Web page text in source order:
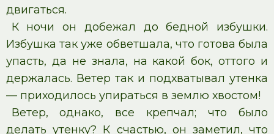
двигаться.
К ночи он добежал до бедной избушки.
Избушка так уже обветшала, что готова была
упасть, да не знала, на какой бок, оттого и
держалась. Ветер так и подхватывал утенка
— приходилось упираться в землю хвостом!
Ветер, однако, все крепчал; что было
делать утенку? К счастью, он заметил, что